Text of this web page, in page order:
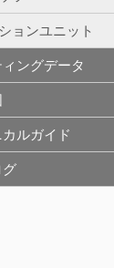
ョンユニット
ングデータ
ルガイド
グ